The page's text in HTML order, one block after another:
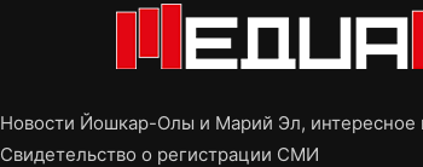
Новости Йошкар-Олы и Марий Эл,
Свидетельство о регистрации СМИ